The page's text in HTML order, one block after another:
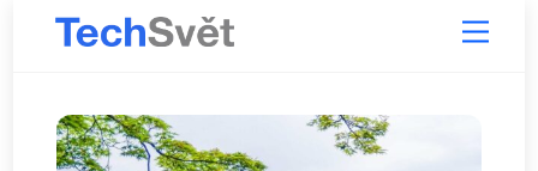
Menu